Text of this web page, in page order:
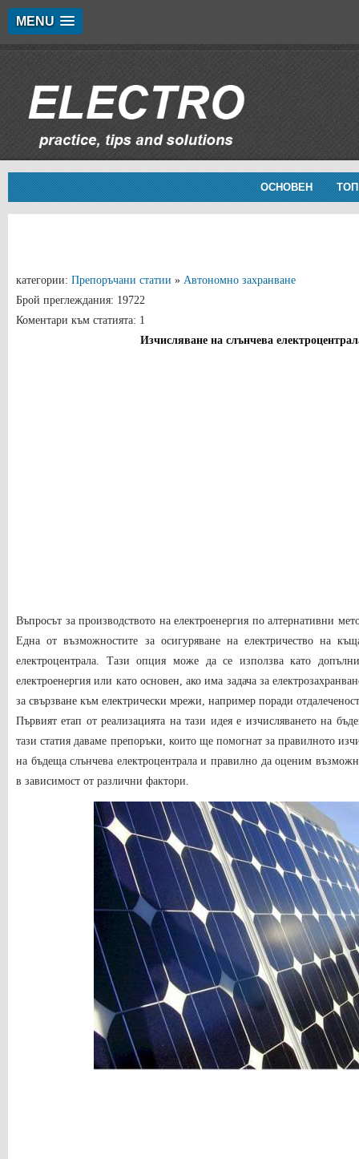
MENU
ОСНОВЕН
категории: Препоръчани статии » Автономно захранване
Брой преглеждания: 19722
Коментари към статията: 1
Изчисляване на слънчева
Въпросът за производството на електроенергия по алтернативни
Една от възможностите за осигуряване на електричество на
електроцентрала. Тази опция може да се използва като
електроенергия или като основен, ако има задача за
за свързване към електрически мрежи, например поради
Първият етап от реализацията на тази идея е изчисляването на
тази статия даваме препоръки, които ще помогнат за правилното
на бъдеща слънчева електроцентрала и правилно да оценим
в зависимост от различни фактори.